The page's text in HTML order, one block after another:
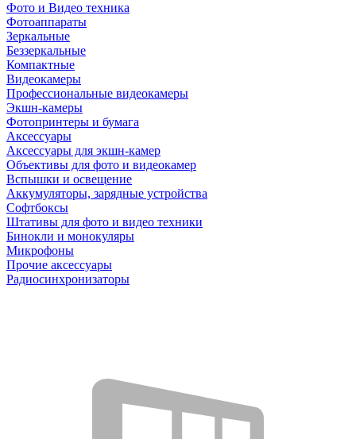
Фото и Видео техника
Фотоаппараты
Зеркальные
Беззеркальные
Компактные
Видеокамеры
Профессиональные видеокамеры
Экшн-камеры
Фотопринтеры и бумага
Аксессуары
Аксессуары для экшн-камер
Объективы для фото и видеокамер
Вспышки и освещение
Аккумуляторы, зарядные устройства
Софтбоксы
Штативы для фото и видео техники
Бинокли и монокуляры
Микрофоны
Прочие аксессуары
Радиосинхронизаторы